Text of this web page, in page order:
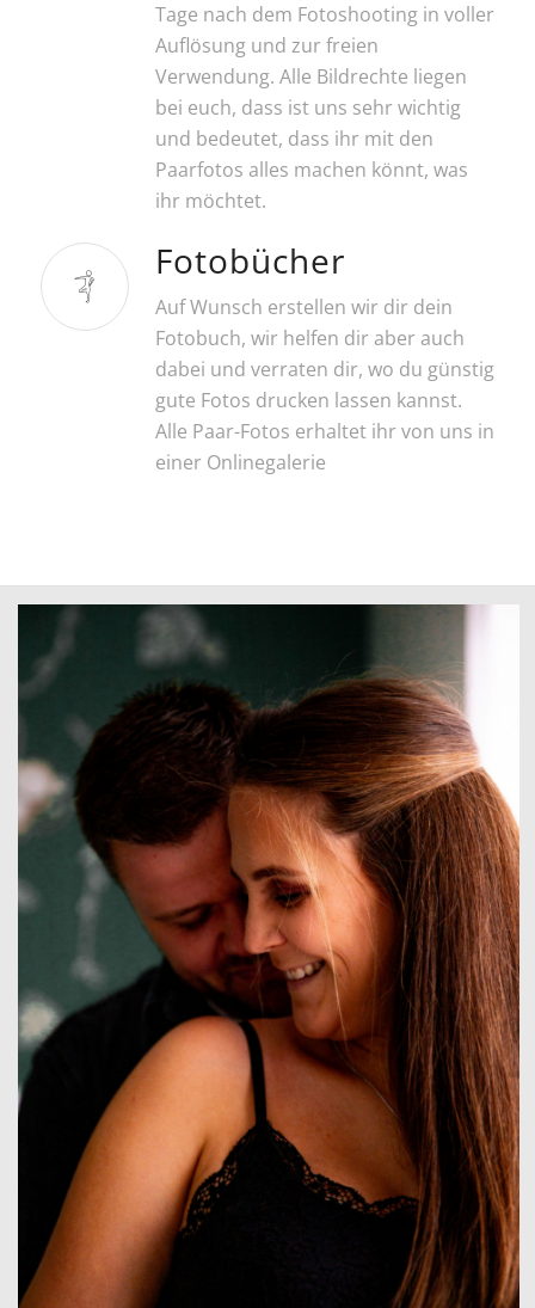
Tage nach dem Fotoshooting in voller
Auflösung und zur freien
Verwendung. Alle Bildrechte liegen
bei euch, dass ist uns sehr wichtig
und bedeutet, dass ihr mit den
Paarfotos alles machen könnt, was
ihr möchtet.
Fotobücher
Auf Wunsch erstellen wir dir dein
Fotobuch, wir helfen dir aber auch
dabei und verraten dir, wo du günstig
gute Fotos drucken lassen kannst.
Alle Paar-Fotos erhaltet ihr von uns in
einer Onlinegalerie